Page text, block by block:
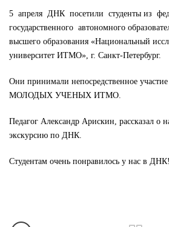
5 апреля ДНК посетили студенты из
государственного автономного
высшего образования «Национальный
университет ИТМО», г. Санкт-Петербург.
Они принимали непосредственное
МОЛОДЫХ УЧЕНЫХ ИТМО.
Педагог Александр Арискин, рассказал о
экскурсию по ДНК.
Студентам очень понравилось у нас в ДНК!